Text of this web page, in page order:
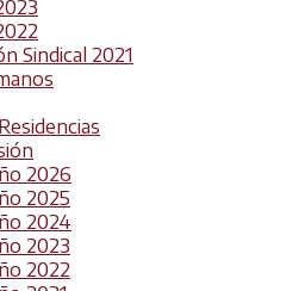
Sindical 2021
2026
2025
2024
2023
2022